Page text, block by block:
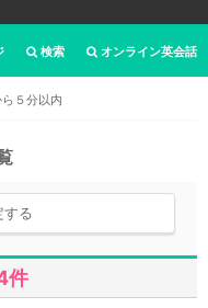
オンライン英会話
検索
５分以内
する
件